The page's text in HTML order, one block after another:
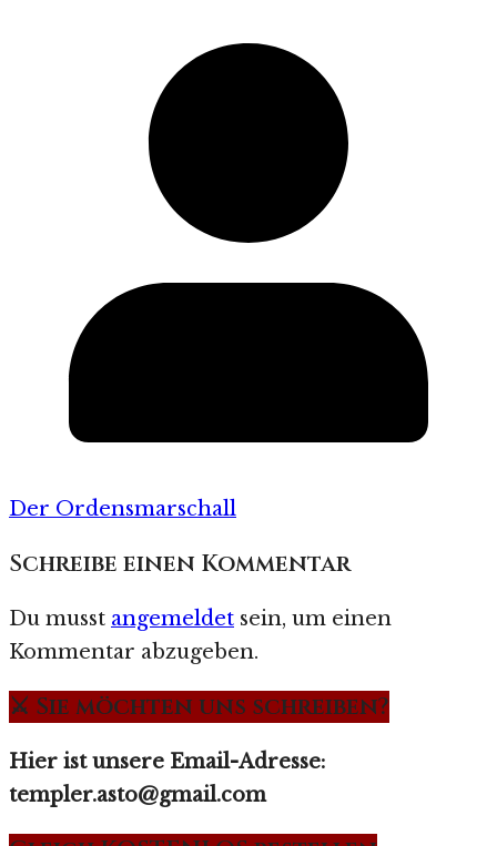
Der Ordensmarschall
Schreibe einen Kommentar
Du musst angemeldet sein, um einen
Kommentar abzugeben.
⚔️ Sie möchten uns schreiben?
Hier ist unsere Email-Adresse:
templer.asto@gmail.com